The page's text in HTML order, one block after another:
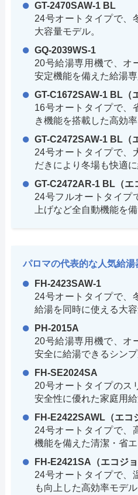
GT-2470SAW-1 BL
24号オートタイプで、
大容量モデル。
GQ-2039WS-1
20号給湯専用機で、オ
安定機能を備えた給湯専
GT-C1672SAW-1 BL（
16号オートタイプで、
き機能を搭載した高効率
GT-C2472SAW-1 BL（
24号オートタイプで、
だきにより冬場も快適に
GT-C2472AR-1 BL（エ
24号フルオートタイプ
上げなど全自動機能を
パロマの代表的な人気給湯
FH-2423SAW-1
24号オートタイプで、
給湯を同時に使える大容
PH-2015A
20号給湯専用機で、オ
安全に給湯できるシンプ
FH-SE2024SA
20号オートタイプのス
安全性に優れた家庭用給
FH-E2422SAWL（エコ
24号オートタイプで、
機能を備えた清潔・省エ
FH-E2421SA（エコジョ
24号オートタイプで、
も向上した高効率モデル